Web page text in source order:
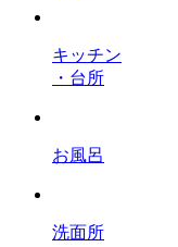
キッチン
・台所
お風呂
洗面所